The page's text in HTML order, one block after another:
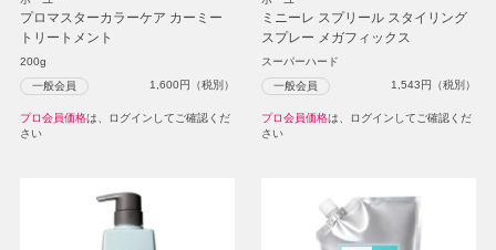
プロマスターカラーケア カーミー
トリートメント
200g
一般会員 1,600円（税別）
プロ会員価格は、ログインしてご確認くだ
さい
ミニーレ スプリール スタイリング
スプレー メガフィックス
スーパーハード
一般会員 1,543円（税別）
プロ会員価格は、ログインしてご確認くだ
さい